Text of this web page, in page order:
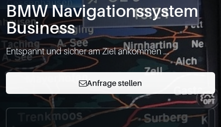
News
FAQ
Standorte
Kontakt
0049-861-900290
BMW Navigationssystem
Business
Entspannt und sicher am Ziel ankommen ....
Anfrage stellen